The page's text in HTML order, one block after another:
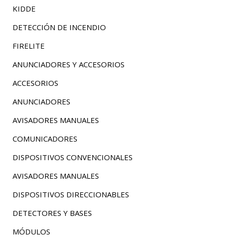
KIDDE
DETECCIÓN DE INCENDIO
FIRELITE
ANUNCIADORES Y ACCESORIOS
ACCESORIOS
ANUNCIADORES
AVISADORES MANUALES
COMUNICADORES
DISPOSITIVOS CONVENCIONALES
AVISADORES MANUALES
DISPOSITIVOS DIRECCIONABLES
DETECTORES Y BASES
MÓDULOS